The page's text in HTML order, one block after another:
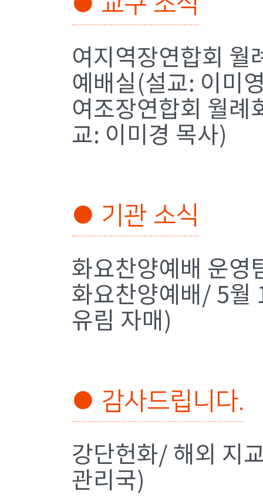
여지역장연합회
예배실(설교: 이미
여조장연합회 월
교: 이미경 목사)
● 기관 소식
화요찬양예배 운영
화요찬양예배/ 5월
유림 자매)
● 감사드립니다.
강단헌화/ 해외 지
관리국)